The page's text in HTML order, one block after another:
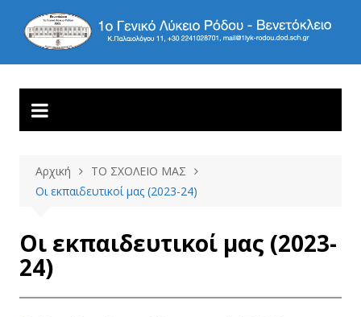
Μετάβαση
περιεχόμενο
1ο ΓΕΝΙΚΟ ΛΥΚΕΙΟ
ΡΟΔΟΥ
Βενετόκλειο
Αρχική
ΤΟ ΣΧΟΛΕΙΟ ΜΑΣ
Οι εκπαιδευτικοί μας (2023-24)
Οι εκπαιδευτικοί μας (2023-
24)